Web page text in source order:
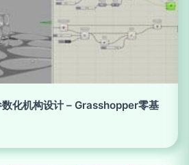
化机构设计 – Grasshopper零基